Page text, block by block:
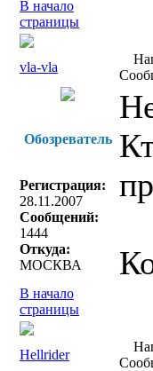
В начало
страницы
vla-vla
Обозреватель
Регистрация:
28.11.2007
Сообщений:
1444
Откуда:
МОСКВА
В начало
страницы
Hellrider